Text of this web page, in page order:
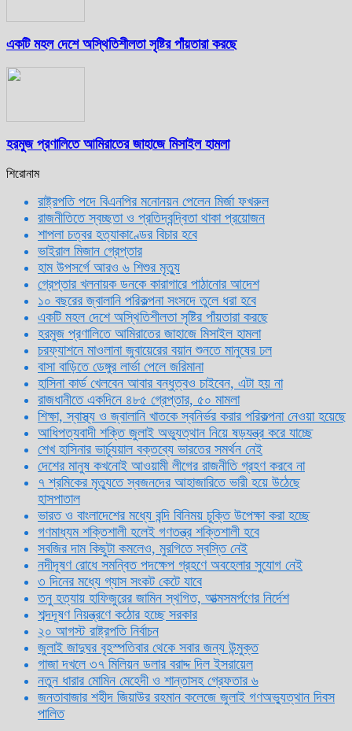
একটি মহল দেশে অস্থিতিশীলতা সৃষ্টির পাঁয়তারা করছে
হরমুজ প্রণালিতে আমিরাতের জাহাজে মিসাইল হামলা
শিরোনাম
রাষ্ট্রপতি পদে বিএনপির মনোনয়ন পেলেন মির্জা ফখরুল
রাজনীতিতে স্বচ্ছতা ও প্রতিদ্বন্দ্বিতা থাকা প্রয়োজন
শাপলা চত্বর হত্যাকাণ্ডের বিচার হবে
ভাইরাল মিজান গ্রেপ্তার
হাম উপসর্গে আরও ৬ শিশুর মৃত্যু
গ্রেপ্তার খলনায়ক ডনকে কারাগারে পাঠানোর আদেশ
১০ বছরের জ্বালানি পরিকল্পনা সংসদে তুলে ধরা হবে
একটি মহল দেশে অস্থিতিশীলতা সৃষ্টির পাঁয়তারা করছে
হরমুজ প্রণালিতে আমিরাতের জাহাজে মিসাইল হামলা
চরফ্যাশনে মাওলানা জুবায়েরের বয়ান শুনতে মানুষের ঢল
বাসা বাড়িতে ডেঙ্গুর লার্ভা পেলে জরিমানা
হাসিনা কার্ড খেলবেন আবার বন্ধুত্বও চাইবেন, এটা হয় না
রাজধানীতে একদিনে ৪৮৫ গ্রেপ্তার, ৫০ মামলা
শিক্ষা, স্বাস্থ্য ও জ্বালানি খাতকে স্বনির্ভর করার পরিকল্পনা নেওয়া হয়েছে
আধিপত্যবাদী শক্তি জুলাই অভ্যুত্থান নিয়ে ষড়যন্ত্র করে যাচ্ছে
শেখ হাসিনার ভার্চ্যুয়াল বক্তব্যে ভারতের সমর্থন নেই
দেশের মানুষ কখনোই আওয়ামী লীগের রাজনীতি গ্রহণ করবে না
৭ শ্রমিকের মৃত্যুতে স্বজনদের আহাজারিতে ভারী হয়ে উঠেছে
হাসপাতাল
ভারত ও বাংলাদেশের মধ্যে বন্দি বিনিময় চুক্তি উপেক্ষা করা হচ্ছে
গণমাধ্যম শক্তিশালী হলেই গণতন্ত্র শক্তিশালী হবে
সবজির দাম কিছুটা কমলেও, মুরগিতে স্বস্তি নেই
নদীদূষণ রোধে সমন্বিত পদক্ষেপ গ্রহণে অবহেলার সুযোগ নেই
৩ দিনের মধ্যে গ্যাস সংকট কেটে যাবে
তনু হত্যায় হাফিজুরের জামিন স্থগিত, আত্মসমর্পণের নির্দেশ
শব্দদূষণ নিয়ন্ত্রণে কঠোর হচ্ছে সরকার
২০ আগস্ট রাষ্ট্রপতি নির্বাচন
জুলাই জাদুঘর বৃহস্পতিবার থেকে সবার জন্য উন্মুক্ত
গাজা দখলে ৩৭ মিলিয়ন ডলার বরাদ্দ দিল ইসরায়েল
নতুন ধারার মোমিন মেহেদী ও শান্তাসহ গ্রেফতার ৬
জনতাবাজার শহীদ জিয়াউর রহমান কলেজে জুলাই গণঅভ্যুত্থান দিবস
পালিত